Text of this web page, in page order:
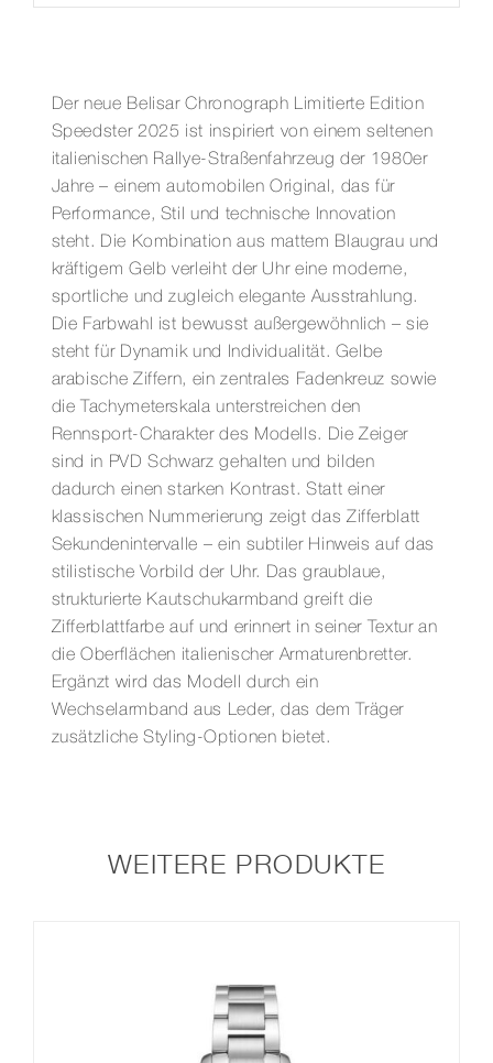
Der neue Belisar Chronograph Limitierte Edition
Speedster 2025 ist inspiriert von einem seltenen
italienischen Rallye-Straßenfahrzeug der 1980er
Jahre – einem automobilen Original, das für
Performance, Stil und technische Innovation
steht. Die Kombination aus mattem Blaugrau und
kräftigem Gelb verleiht der Uhr eine moderne,
sportliche und zugleich elegante Ausstrahlung.
Die Farbwahl ist bewusst außergewöhnlich – sie
steht für Dynamik und Individualität. Gelbe
arabische Ziffern, ein zentrales Fadenkreuz sowie
die Tachymeterskala unterstreichen den
Rennsport-Charakter des Modells. Die Zeiger
sind in PVD Schwarz gehalten und bilden
dadurch einen starken Kontrast. Statt einer
klassischen Nummerierung zeigt das Zifferblatt
Sekundenintervalle – ein subtiler Hinweis auf das
stilistische Vorbild der Uhr. Das graublaue,
strukturierte Kautschukarmband greift die
Zifferblattfarbe auf und erinnert in seiner Textur an
die Oberflächen italienischer Armaturenbretter.
Ergänzt wird das Modell durch ein
Wechselarmband aus Leder, das dem Träger
zusätzliche Styling-Optionen bietet.
WEITERE PRODUKTE